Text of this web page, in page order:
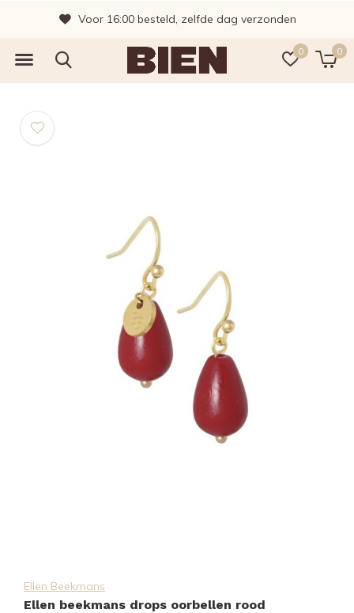
0 0
Voor 16:00 besteld, zelfde dag verzonden
Ellen Beekmans
Ellen beekmans drops oorbellen rood